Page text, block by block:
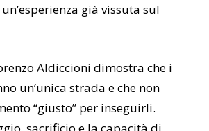
già vissuta sul
Aldiccioni dimostra che i
un’unica strada e che non
“giusto” per inseguirli.
sacrificio e la capacità di